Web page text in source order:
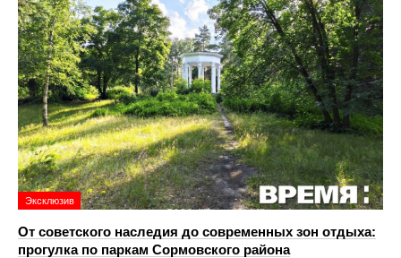
Эксклюзив
От советского наследия до современных зон отдыха:
прогулка по паркам Сормовского района